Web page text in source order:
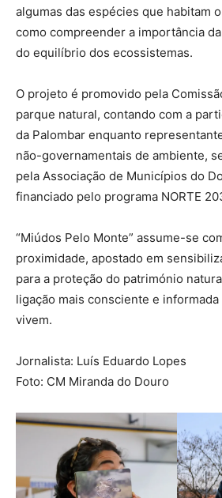
algumas das espécies que habitam
como compreender a importância
do equilíbrio dos ecossistemas.
O projeto é promovido pela
parque natural, contando com a
da Palombar enquanto
não-governamentais de ambiente,
pela Associação de Municípios do
financiado pelo programa NORTE
“Miúdos Pelo Monte” assume-se
proximidade, apostado em
para a proteção do património
ligação mais consciente e
vivem.
Jornalista: Luís Eduardo Lopes
Foto: CM Miranda do Douro